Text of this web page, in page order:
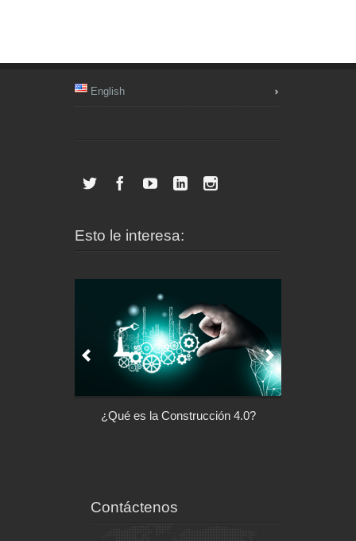
English
Esto le interesa:
¿Qué es la Construcción 4.0?
Contáctenos